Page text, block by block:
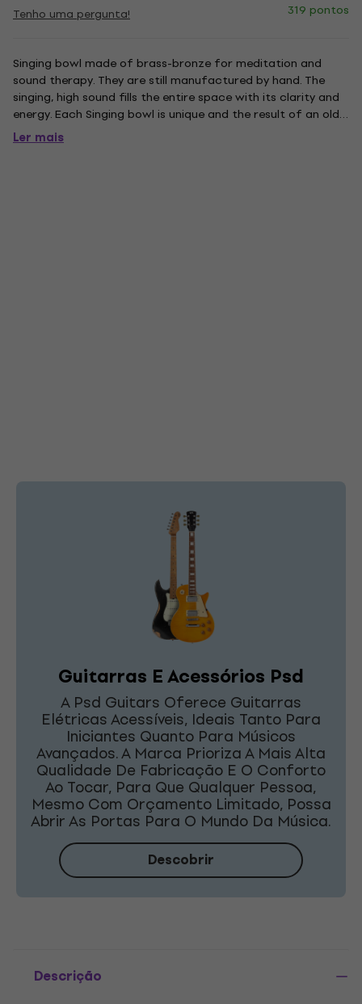
Tenho uma pergunta! 319 pontos
Singing bowl made of brass-bronze for meditation and
sound therapy. They are still manufactured by hand. The
singing, high sound fills the entire space with its clarity and
energy. Each Singing bowl is unique and the result of an old
tradition. The bowls are supplied with simple wooden sticks.
Ler mais
Guitarras E Acessórios Psd
A Psd Guitars Oferece Guitarras
Elétricas Acessíveis, Ideais Tanto Para
Iniciantes Quanto Para Músicos
Avançados. A Marca Prioriza A Mais Alta
Qualidade De Fabricação E O Conforto
Ao Tocar, Para Que Qualquer Pessoa,
Mesmo Com Orçamento Limitado, Possa
Abrir As Portas Para O Mundo Da Música.
Descobrir
Descrição